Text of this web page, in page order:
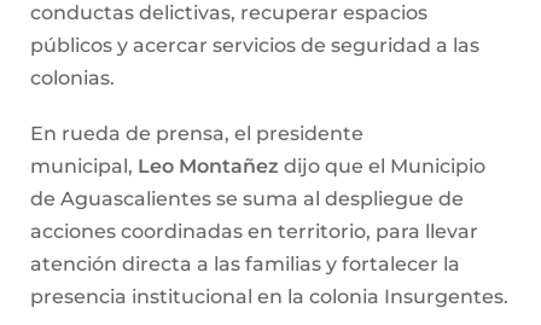
conductas delictivas, recuperar espacios
públicos y acercar servicios de seguridad a las
colonias.
En rueda de prensa, el presidente
municipal, Leo Montañez dijo que el Municipio
de Aguascalientes se suma al despliegue de
acciones coordinadas en territorio, para llevar
atención directa a las familias y fortalecer la
presencia institucional en la colonia Insurgentes.